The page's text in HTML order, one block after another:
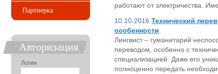
работают от электричества.
10.10.2016 Технический
особенности
Лингвист – гуманитарий
переводом, особенно с
специализацией. Даже его
полноценно передать
Партнерка
Авторизация
Логин